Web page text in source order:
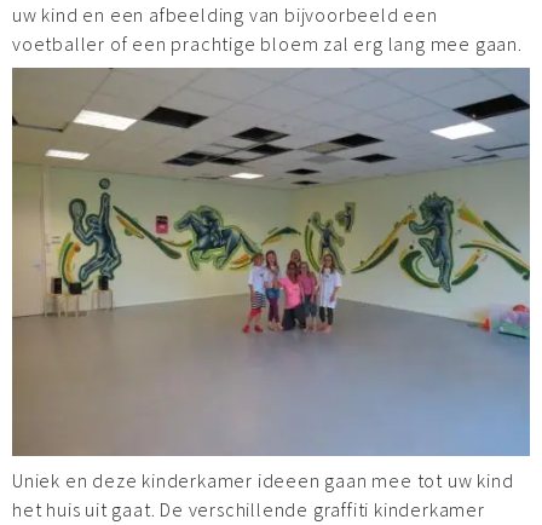
uw kind en een afbeelding van bijvoorbeeld een
voetballer of een prachtige bloem zal erg lang mee gaan.
Uniek en deze kinderkamer ideeen gaan mee tot uw kind
het huis uit gaat. De verschillende graffiti kinderkamer